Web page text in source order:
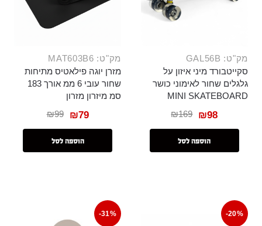
מק"ט: GAL56B
סקייטבורד מיני איזון על
גלגלים שחור לאימוני כושר
MINI SKATEBOARD
₪169 ₪98
הוספה לסל
מק"ט: MAT603B6
מזרן יוגה פילאטיס מתיחות
שחור עובי 6 ממ אורך 183
סמ מיזרון מזרון
₪99 ₪79
הוספה לסל
-20%
-31%